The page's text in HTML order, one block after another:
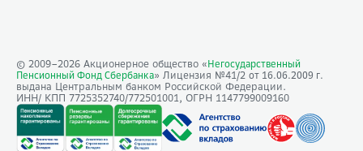
© 2009–2026 Акционерное общество « Негосударственный
Пенсионный Фонд Сбербанка» Лицензия №41/2 от 16.06.2009 г.
выдана Центральным банком Российской Федерации.
ИНН/ КПП 7725352740/772501001, ОГРН 1147799009160